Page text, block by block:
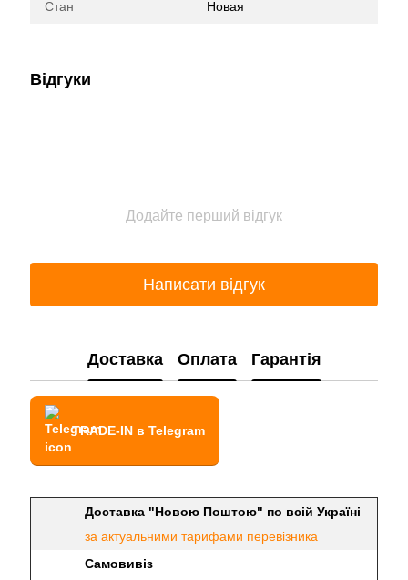
Стан Новая
Відгуки
Додайте перший відгук
Написати відгук
Доставка Оплата Гарантія
TRADE-IN в Telegram
Доставка "Новою Поштою" по всій Україні
за актуальними тарифами перевізника
Самовивіз